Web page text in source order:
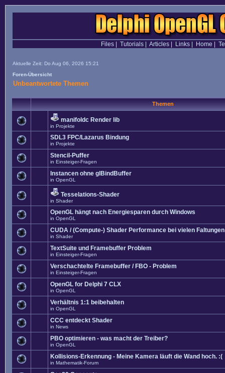
Files| Tutorials| Articles| Links| Home
Aktuelle Zeit: Do Aug 06, 2026 15:21
Foren-Übersicht
Unbeantwortete Themen
Themen
manifoldc Render lib
in Projekte
SDL3 FPC/Lazarus Bindung
in Projekte
Stencil-Puffer
in Einsteiger-Fragen
Instancen ohne glBindBuffer
in OpenGL
Tesselations-Shader
in Shader
OpenGL hängt nach Energiesparen durch Windows
in OpenGL
CUDA / (Compute-) Shader Performance bei vielen Faltungen
in Shader
TextSuite und Framebuffer Problem
in Einsteiger-Fragen
Verschachtelte Framebuffer / FBO - Problem
in Einsteiger-Fragen
OpenGL for Delphi 7 CLX
in OpenGL
Verhältnis 1:1 beibehalten
in OpenGL
CCC entdeckt Shader
in News
PBO optimieren - was macht der Treiber?
in OpenGL
Kollisions-Erkennung - Meine Kamera läuft die Wand hoch. :(
in Mathematik-Forum